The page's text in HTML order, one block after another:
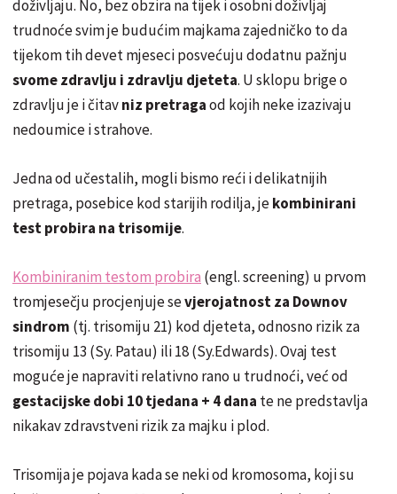
doživljaju. No, bez obzira na tijek i osobni doživljaj
trudnoće svim je budućim majkama zajedničko to da
tijekom tih devet mjeseci posvećuju dodatnu pažnju
svome zdravlju i zdravlju djeteta. U sklopu brige o
zdravlju je i čitavniz pretragaod kojih neke izazivaju
nedoumice i strahove.
Jedna od učestalih, mogli bismo reći i delikatnijih
pretraga, posebice kod starijih rodilja, jekombinirani
test probira na trisomije.
Kombiniranim testom probira (engl. screening) u prvom
tromjesečju procjenjuje sevjerojatnost za Downov
sindrom (tj. trisomiju 21) kod djeteta, odnosno rizik za
trisomiju 13 (Sy. Patau) ili 18 (Sy.Edwards). Ovaj test
moguće je napraviti relativno rano u trudnoći, već od
gestacijske dobi 10 tjedana + 4 dana te ne predstavlja
nikakav zdravstveni rizik za majku i plod.
Trisomija je pojava kada se neki od kromosoma, koji su